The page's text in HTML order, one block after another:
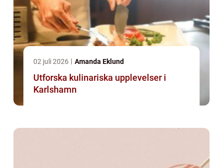
02 juli 2026 Amanda Eklund
Utforska kulinariska upplevelser i
Karlshamn